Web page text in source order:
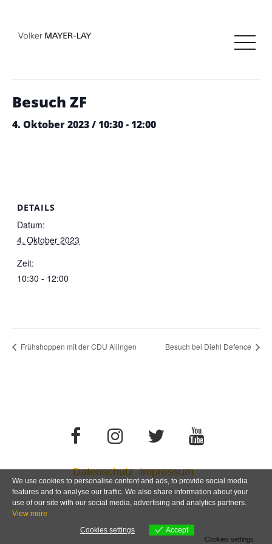
« Alle Veranstaltungen
Besuch ZF
4. Oktober 2023 / 10:30-12:00
DETAILS
Datum:
4. Oktober 2023
Zeit:
10:30 - 12:00
Frühshoppen mit der CDU Ailingen Besuch bei Diehl Defence
Datenschutz Impressum
We use cookies to personalise content and ads, to provide social media
features and to analyse our traffic. We also share information about your
use of our site with our social media, advertising and analytics partners.
View more
Cookies settings
Accept
Cookies settings